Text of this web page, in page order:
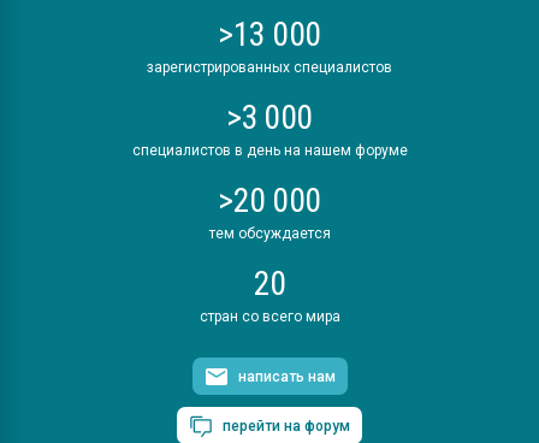
>13 000
зарегистрированных специалистов
>3 000
специалистов в день на нашем форуме
>20 000
тем обсуждается
20
стран со всего мира
написать нам
перейти на форум